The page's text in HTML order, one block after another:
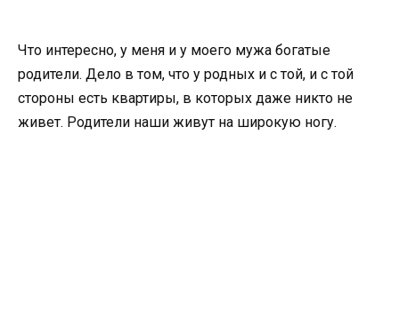
Что интересно, у меня и у моего мужа богатые
родители. Дело в том, что у родных и с той, и с той
стороны есть квартиры, в которых даже никто не
живет. Родители наши живут на широкую ногу.